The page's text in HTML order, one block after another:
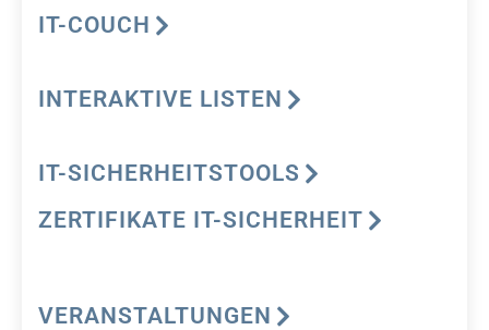
IT-COUCH
INTERAKTIVE LISTEN
IT-SICHERHEITSTOOLS
ZERTIFIKATE IT-SICHERHEIT
VERANSTALTUNGEN